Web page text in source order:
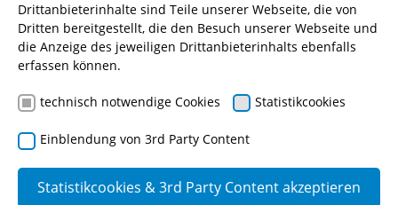
Suchen
Genehmigungsverfahren für
Drittanbieterinhalte sind Teile unserer Webseite, die von
Dritten bereitgestellt, die den Besuch unserer Webseite und
die Anzeige des jeweiligen Drittanbieterinhalts ebenfalls
erfassen können.
technisch notwendige Cookies Statistikcookies
Einblendung von 3rd Party Content
Statistikcookies & 3rd Party Content akzeptieren